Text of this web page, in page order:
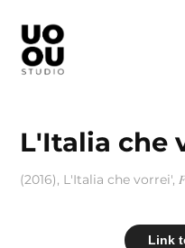
L'Italia che
(2016), L'Italia che vorrei',
Link